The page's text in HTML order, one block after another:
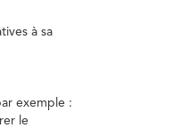
à sa
exemple :
le